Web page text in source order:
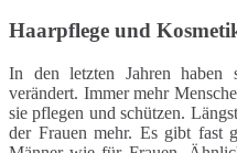
Haarpflege und
In den letzten Jahren haben
verändert. Immer mehr
sie pflegen und schützen.
der Frauen mehr. Es gibt fast